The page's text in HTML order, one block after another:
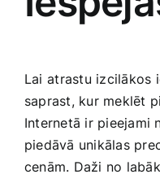
Lai ⁤atrastu izcilākos
‍saprast, kur meklēt
Internetā ir pieejami
piedāvā unikālas
cenām. Daži ‍no